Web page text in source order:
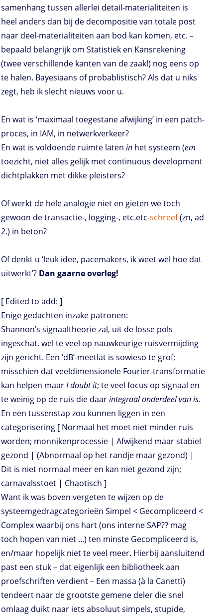
samenhang tussen allerlei detail-materialiteiten is
heel anders dan bij de decompositie van totale post
naar deel-materialiteiten aan bod kan komen, etc. –
bepaald belangrijk om Statistiek en Kansrekening
(twee verschillende kanten van de zaak!) nog eens op
te halen. Bayesiaans of probablistisch? Als dat u niks
zegt, heb ik slecht nieuws voor u.
En wat is ‘maximaal toegestane afwijking’ in een patch-
proces, in IAM, in netwerkverkeer?
En wat is voldoende ruimte laten in het systeem (em
toezicht, niet alles gelijk met continuous development
dichtplakken met dikke pleisters?
Of werkt de hele analogie niet en gieten we toch
gewoon de transactie-, logging-, etc.etc-schreef(zn, ad
2.) in beton?
Of denkt u ‘leuk idee, pacemakers, ik weet wel hoe dat
uitwerkt’? Dan gaarne overleg!
[ Edited to add: ]
Enige gedachten inzake patronen:
Shannon’s signaaltheorie zal, uit de losse pols
ingeschat, wel te veel op nauwkeurige ruisvermijding
zijn gericht. Een ‘dB’-meetlat is sowieso te grof;
misschien dat veeldimensionele Fourier-transformatie
kan helpen maarI doubt it; te veel focus op signaal en
te weinig op de ruis die daarintegraal onderdeel van is.
En een tussenstap zou kunnen liggen in een
categorisering [ Normaal het moet niet minder ruis
worden; monnikenprocessie | Afwijkend maar stabiel
gezond | (Abnormaal op het randje maar gezond) |
Dit is niet normaal meer en kan niet gezond zijn;
carnavalsstoet | Chaotisch ]
Want ik was boven vergeten te wijzen op de
systeemgedragcategorieën Simpel < Gecompliceerd <
Complex waarbij ons hart (ons interne SAP?? mag
toch hopen van niet ...) ten minste Gecompliceerd is,
en/maar hopelijk niet te veel meer. Hierbij aansluitend
past een stuk – dat eigenlijk een bibliotheek aan
proefschriften verdient – Een massa (à la Canetti)
tendeert naar de grootste gemene deler die snel
omlaag duikt naar iets absoluut simpels, stupide,